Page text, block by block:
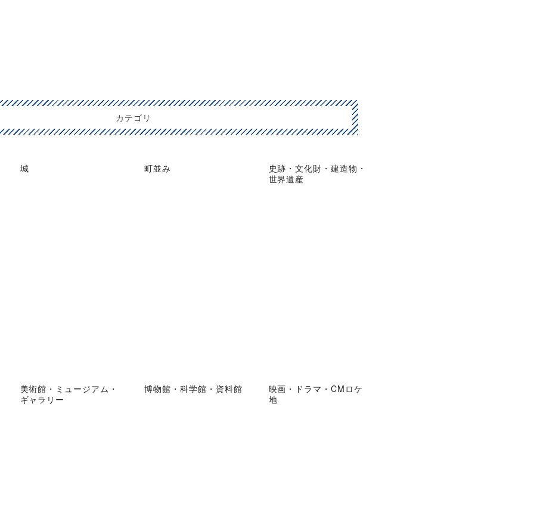
カテゴリ
城 町並み
史跡・文化財・建造物・
世界遺産
美術館・ミュージアム・
ギャラリー
博物館・科学館・資料館
映画・ドラマ・CMロケ
地